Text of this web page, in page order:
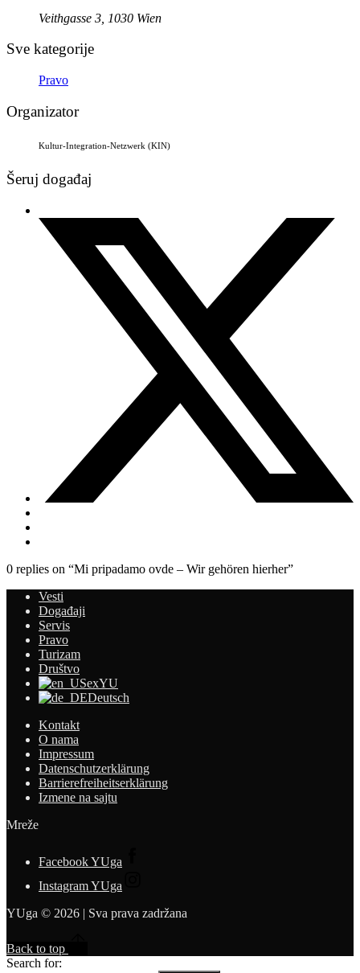
Veithgasse 3, 1030 Wien
Sve kategorije
Pravo
Organizator
Kultur-Integration-Netzwerk (KIN)
Šeruj događaj
0 replies on “Mi pripadamo ovde – Wir gehören hierher”
Vesti
Događaji
Servis
Pravo
Turizam
Društvo
exYU
Deutsch
Kontakt
O nama
Impressum
Datenschutzerklärung
Barrierefreiheitserklärung
Izmene na sajtu
Mreže
Facebook YUga
Instagram YUga
YUga © 2026 | Sva prava zadržana
Back to top
Search for: